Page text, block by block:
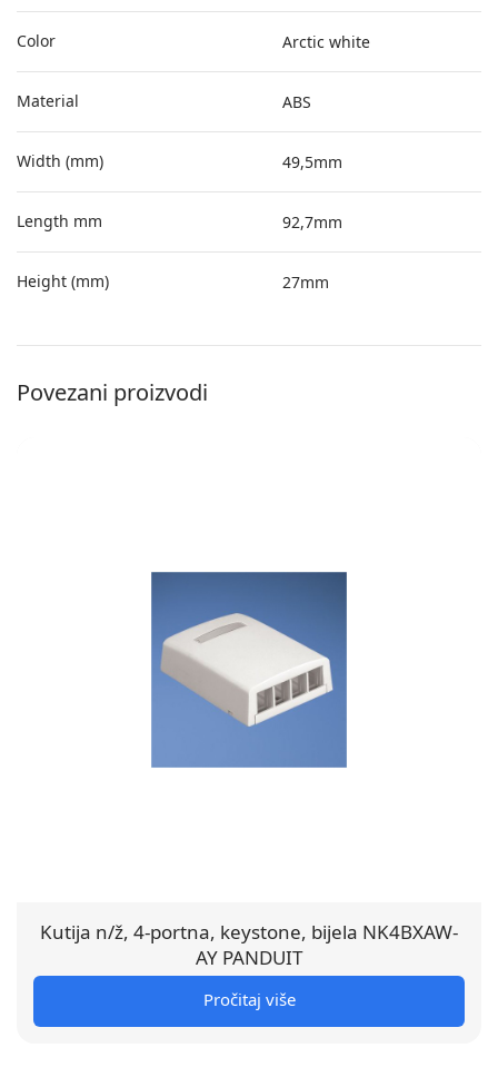
Color Arctic white
Material ABS
Width (mm) 49,5mm
Length mm 92,7mm
Height (mm) 27mm
Povezani proizvodi
Kutija n/ž, 4-portna, keystone, bijela NK4BXAW-
AY PANDUIT
Pročitaj više